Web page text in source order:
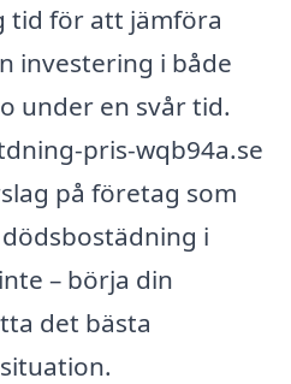
tid för att jämföra
investering i både
under en svår tid.
pris-wqb94a.se
på företag som
i
– börja din
det bästa